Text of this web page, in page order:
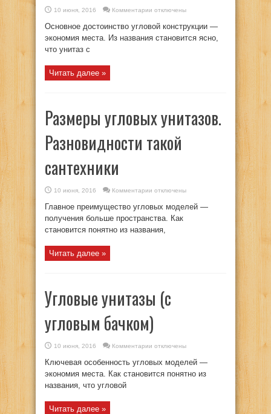
10 июня, 2016 Комментарии
Бачки
для
угловых
унитазов
отключены
Основное достоинство угловой конструкции —
экономия места. Из названия становится ясно,
что унитаз с
Читать далее »
Размеры угловых унитазов.
Разновидности такой
сантехники
10 июня, 2016 Комментарии
угловых
унитазов.
Разновидности
такой
отключены
Главное преимущество угловых моделей —
получения больше пространства. Как
становится понятно из названия,
Читать далее »
Угловые унитазы (с
угловым бачком)
10 июня, 2016 Комментарии
унитазы
(с
угловым
отключены
Ключевая особенность угловых моделей —
экономия места. Как становится понятно из
названия, что угловой
Читать далее »